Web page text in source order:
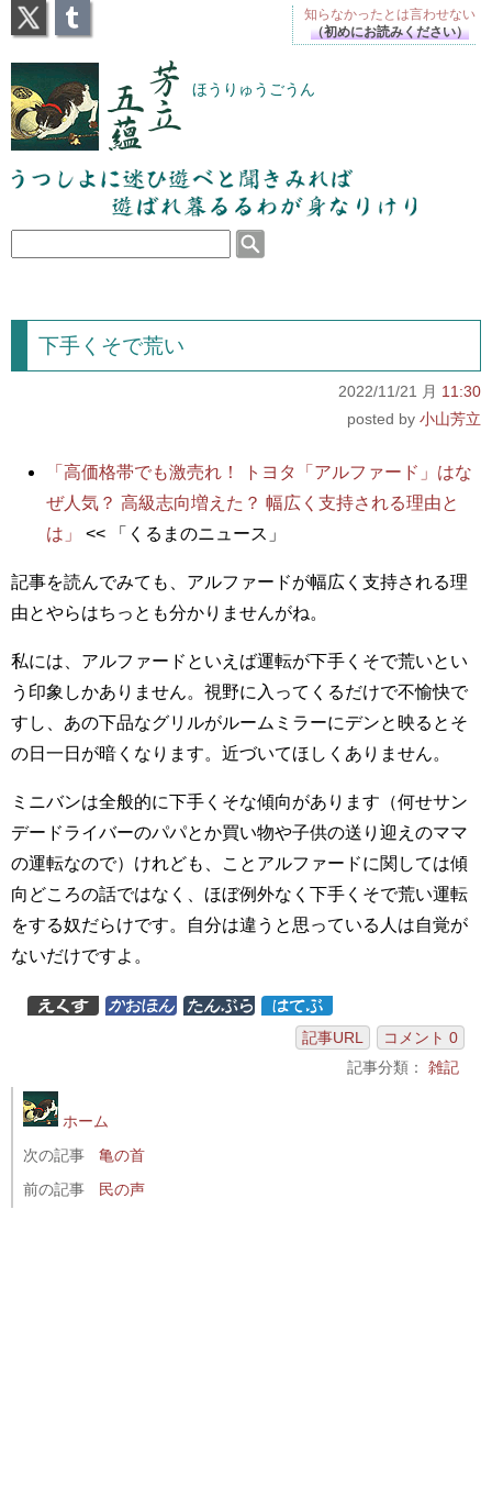
芳立五蘊 ほうりゅうごうん
うつしよに迷ひ遊べと聞きみれば遊ばれ暮るるわが
身なりけり
下手くそで荒い
2022/11/21 月 11:30
小山芳立
「高価格帯でも激売れ！ トヨタ「アルファード」はな
ぜ人気？ 高級志向増えた？ 幅広く支持される理由と
は」
<< 「くるまのニュース」
記事を読んでみても、アルファードが幅広く支持される理
由とやらはちっとも分かりませんがね。
私には、アルファードといえば運転が下手くそで荒いとい
う印象しかありません。視野に入ってくるだけで不愉快で
すし、あの下品なグリルがルームミラーにデンと映るとそ
の日一日が暗くなります。近づいてほしくありません。
ミニバンは全般的に下手くそな傾向があります（何せサン
デードライバーのパパとか買い物や子供の送り迎えのママ
の運転なので）けれども、ことアルファードに関しては傾
向どころの話ではなく、ほぼ例外なく下手くそで荒い運転
をする奴だらけです。自分は違うと思っている人は自覚が
ないだけですよ。
記事URL
コメント 0
記事分類： 雑記
ホーム
次の記事
亀の首
前の記事
民の声
知らなかったとは言わせない
（初めにお読みください）
X Tumblr